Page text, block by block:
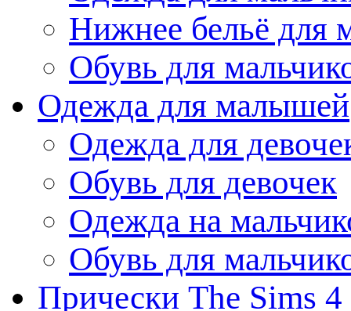
Нижнее бельё для
Обувь для
Одежда для малышей
Одежда для
Обувь для девочек
Одежда на
Обувь для
Прически The Sims 4